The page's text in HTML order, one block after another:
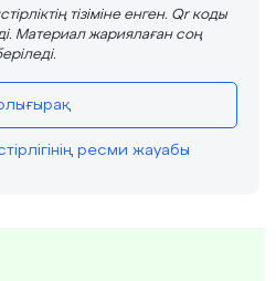
тізіміне енген. Qr коды
Материал жариялаған соң
ресми жауабы